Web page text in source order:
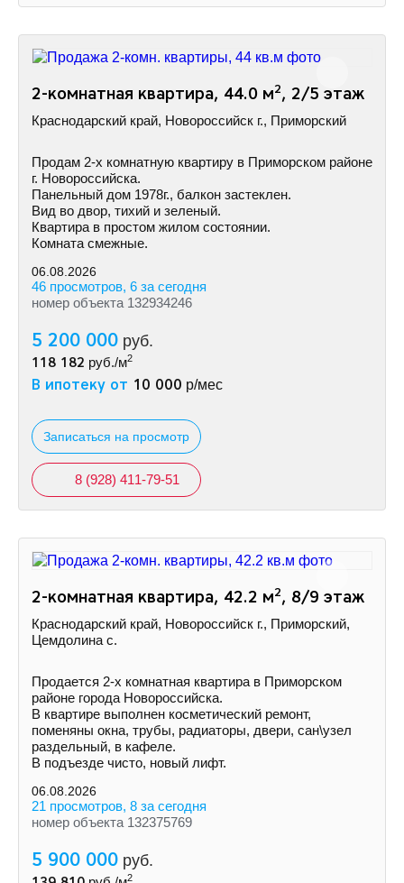
2-комнатная квартира, 44.0 м2, 2/5 этаж
Краснодарский край, Новороссийск г., Приморский
Продам 2-х комнатную квартиру в Приморском районе
г. Новороссийска.
Панельный дом 1978г., балкон застеклен.
Вид во двор, тихий и зеленый.
Квартира в простом жилом состоянии.
Комната смежные.
06.08.2026
46 просмотров, 6 за сегодня
номер объекта 132934246
5 200 000 руб.
118 182 руб./м2
В ипотеку от 10 000 р/мес
Записаться на просмотр
8 (928) 411-79-51
2-комнатная квартира, 42.2 м2, 8/9 этаж
Краснодарский край, Новороссийск г., Приморский,
Цемдолина с.
Продается 2-х комнатная квартира в Приморском
районе города Новороссийска.
В квартире выполнен косметический ремонт,
поменяны окна, трубы, радиаторы, двери, сан\узел
раздельный, в кафеле.
В подъезде чисто, новый лифт.
06.08.2026
21 просмотров, 8 за сегодня
номер объекта 132375769
5 900 000 руб.
2